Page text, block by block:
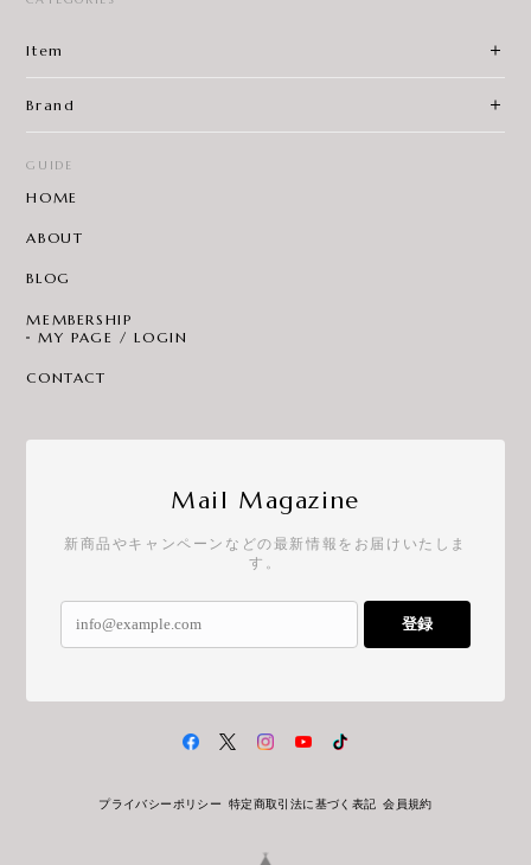
Item
Brand
GUIDE
HOME
ABOUT
BLOG
MEMBERSHIP
MY PAGE / LOGIN
CONTACT
Mail Magazine
新商品やキャンペーンなどの最新情報をお届けいたしま
す。
登録
プライバシーポリシー 特定商取引法に基づく表記 会員規約